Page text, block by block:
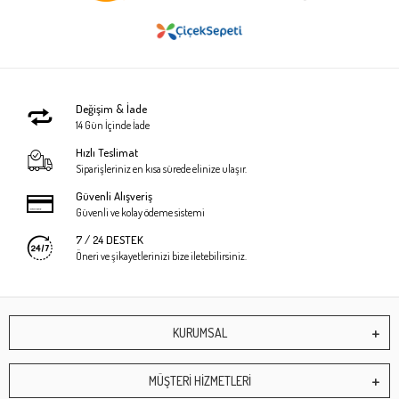
Değişim & İade
14 Gün İçinde İade
Hızlı Teslimat
Siparişleriniz en kısa sürede elinize ulaşır.
Güvenli Alışveriş
Güvenli ve kolay ödeme sistemi
7 / 24 DESTEK
Öneri ve şikayetlerinizi bize iletebilirsiniz.
KURUMSAL
MÜŞTERİ HİZMETLERİ